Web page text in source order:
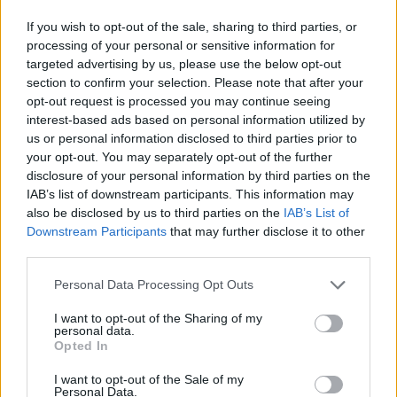
If you wish to opt-out of the sale, sharing to third parties, or
processing of your personal or sensitive information for
targeted advertising by us, please use the below opt-out
section to confirm your selection. Please note that after your
opt-out request is processed you may continue seeing
interest-based ads based on personal information utilized by
us or personal information disclosed to third parties prior to
your opt-out. You may separately opt-out of the further
disclosure of your personal information by third parties on the
IAB’s list of downstream participants. This information may
also be disclosed by us to third parties on the IAB’s List of
Downstream Participants that may further disclose it to other
Personal Data Processing Opt Outs
I want to opt-out of the Sharing of my
personal data.
Opted In
I want to opt-out of the Sale of my
Personal Data.
Ikävä totuus
3 vuotta sitten
No nyt menee jo uhriutuminen liian pitkälle. Ukrainan sota
itkettää, mutta ei suomalaisten hätä. Yhtään ei huoleta, että tuli
väsättyä sote, joka on valuvikainen ja ihmisten palvelujen saanti
on heikentynyt. Ei itketä järkyttävän huono vanhustenhoito
Suomessa. Eikä itketä Suomen talouden surkea tilanne, velkaa
tuli otettua enemmän kuin tarpeeksi.
Enpä usko, että kukaan on valittanut Sannan lenkkeilystä tai
siivoamisesta. Sitä on moni ihmetellyt, kun hän vapaa-aikana
hoidettua muutaman miljardin asioita tappiollisesti, kun festarit oli
Jos ei kestä kritiikkiä, mikä on tullut osaamisen puutteesta, niin ei
pidä pyrkiä tuollaiseen asemaan. Kritiikkiä on satanut monelle
muullekin pääministerille ja kansanedustajalle.